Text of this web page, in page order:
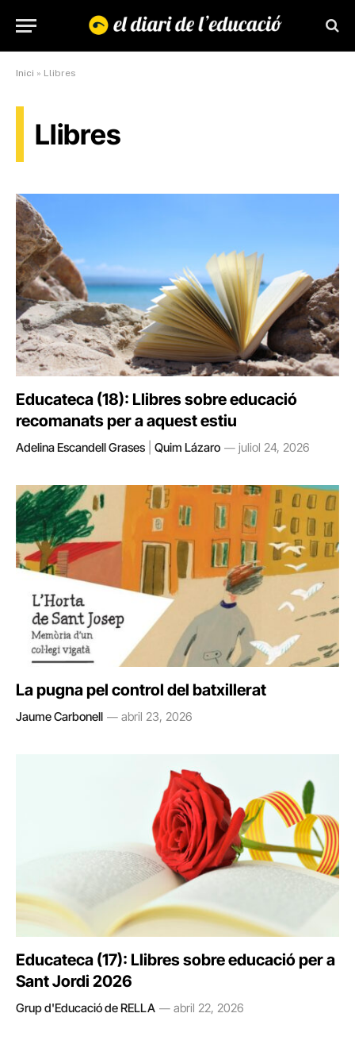
Inici » Llibres
Llibres
Educateca (18): Llibres sobre educació
recomanats per a aquest estiu
Adelina Escandell Grases Quim Lázaro juliol 24, 2026
La pugna pel control del batxillerat
Jaume Carbonell abril 23, 2026
Educateca (17): Llibres sobre educació per a
Sant Jordi 2026
Grup d'Educació de RELLA abril 22, 2026